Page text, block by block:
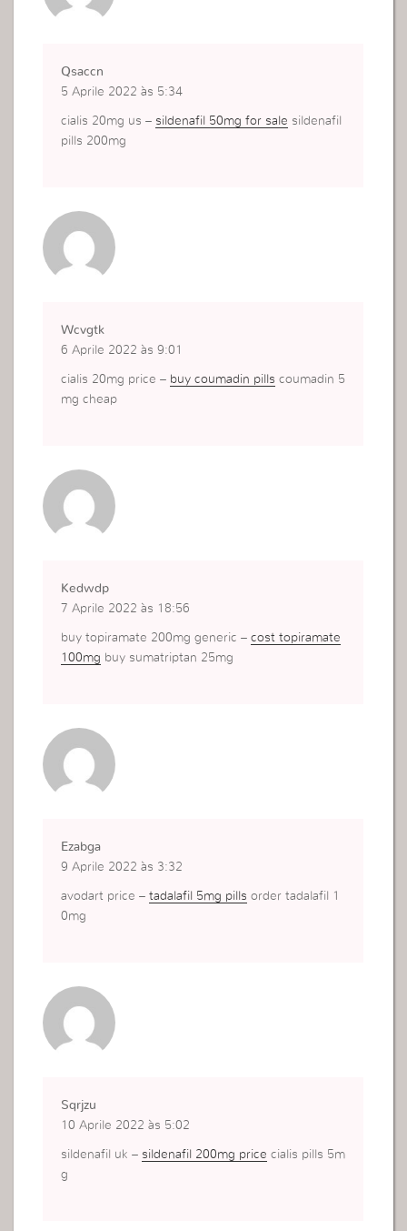
Qsaccn
5 Aprile 2022 às 5:34
cialis 20mg us – sildenafil 50mg for sale sildenafil
pills 200mg
Wcvgtk
6 Aprile 2022 às 9:01
cialis 20mg price – buy coumadin pills coumadin 5
mg cheap
Kedwdp
7 Aprile 2022 às 18:56
buy topiramate 200mg generic –cost topiramate
100mg buy sumatriptan 25mg
Ezabga
9 Aprile 2022 às 3:32
avodart price –tadalafil 5mg pills order tadalafil 1
0mg
Sqrjzu
10 Aprile 2022 às 5:02
sildenafil uk – sildenafil 200mg price cialis pills 5m
g